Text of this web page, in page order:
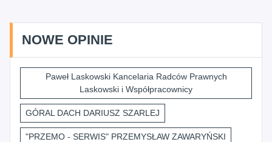
NOWE OPINIE
Paweł Laskowski Kancelaria Radców Prawnych
Laskowski i Współpracownicy
GÓRAL DACH DARIUSZ SZARLEJ
"PRZEMO - SERWIS" PRZEMYSŁAW ZAWARYŃSKI